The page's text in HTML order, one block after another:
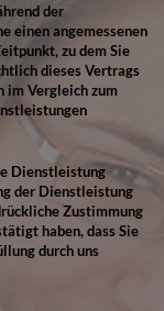
der
einen angemessenen
zu dem Sie
dieses Vertrags
im Vergleich zum
Dienstleistung
der Dienstleistung
Zustimmung
haben, dass Sie
durch uns